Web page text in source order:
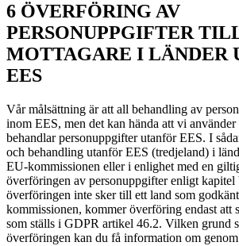
6 ÖVERFÖRING AV
PERSONUPPGIFTER
MOTTAGARE I LÄNDER
EES
Vår målsättning är att all behandling av
inom EES, men det kan hända att vi
behandlar personuppgifter utanför EES. I
och behandling utanför EES (tredjeland) i
EU-kommissionen eller i enlighet med en
överföringen av personuppgifter enligt
överföringen inte sker till ett land som
kommissionen, kommer överföring endast att
som ställs i GDPR artikel 46.2. Vilken grund
överföringen kan du få information om